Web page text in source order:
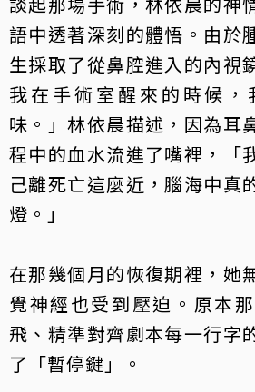
語中透著深刻的體悟。由於
生採取了從鼻腔進入的內視
我在手術室醒來的時候，
味。」林依晨描述，因為耳
程中的血水流進了嘴裡，「
己離死亡這麼近，腦海中真
燈。」
在那幾個月的恢復期裡，她
覺神經也受到壓迫。原本
飛、精準對齊劇本每一行字
了「暫停鍵」。